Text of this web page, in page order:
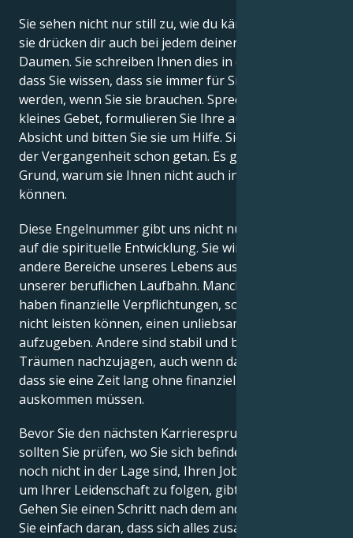
Sie sehen nicht nur still zu, wie du kämpfst, sondern
sie drücken dir auch bei jedem deiner Siege die
Daumen. Sie schreiben Ihnen dies in der Hoffnung,
dass Sie wissen, dass sie immer für Sie da sein
werden, wenn Sie sie brauchen. Sprechen Sie ein
kleines Gebet, formulieren Sie Ihre aufrichtige
Absicht und bitten Sie sie um Hilfe. Sie haben es in
der Vergangenheit schon getan. Es gibt keinen
Grund, warum sie Ihnen nicht auch in Zukunft helfen
können.
Diese Engelnummer gibt uns nicht nur einen Hinweis
auf die spirituelle Entwicklung. Sie wirkt sich auch auf
andere Bereiche unseres Lebens aus, einschließlich
unserer beruflichen Laufbahn. Manche Menschen
haben finanzielle Verpflichtungen, so dass sie es sich
nicht leisten können, einen unliebsamen Job
aufzugeben. Andere sind stabil und bereit, ihren
Träumen nachzujagen, auch wenn das bedeutet,
dass sie eine Zeit lang ohne finanzielle Belohnung
auskommen müssen.
Bevor Sie den nächsten Karrieresprung wagen,
sollten Sie prüfen, wo Sie sich befinden. Wenn Sie
noch nicht in der Lage sind, Ihren Job zu kündigen,
um Ihrer Leidenschaft zu folgen, gibt es kein Urteil.
Gehen Sie einen Schritt nach dem anderen. Glauben
Sie einfach daran, dass sich alles zusammenfügen